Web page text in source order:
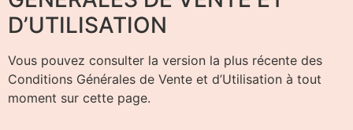
D’UTILISATION
Vous pouvez consulter la version la plus récente des
Conditions Générales de Vente et d’Utilisation à tout
moment sur cette page.